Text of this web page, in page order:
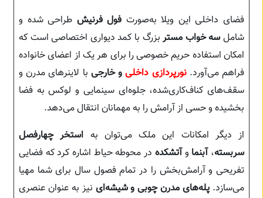
فضای داخلی این ویلا به‌صورت فول فرنیش طراحی شده و
شامل سه خواب مستربزرگ با کمد دیواری اختصاصی است که
امکان استفاده حریم خصوصی را برای هر یک از اعضای خانواده
فراهم می‌آورد.نورپردازی داخلیو خارجی با لاینرهای مدرن و
سقف‌های کناف‌کاری‌شده، جلوه‌ای سینمایی و لوکس به فضا
بخشیده و حسی از آرامش را به مهمانان انتقال می‌دهد.
از دیگر امکانات این ملک می‌توان به استخر چهارفصل
سربسته،آبنما وآتشکده در محوطه حیاط اشاره کرد که فضایی
تفریحی و آرامش‌بخش را در تمام فصول سال برای شما مهیا
می‌سازد. پله‌های مدرن چوبی و شیشه‌ای نیز به عنوان عنصری